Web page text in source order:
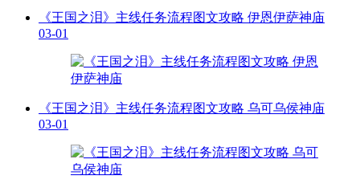
《王国之泪》主线任务流程图文攻略 伊恩伊萨神庙
03-01
《王国之泪》主线任务流程图文攻略 乌可乌侯神庙
03-01